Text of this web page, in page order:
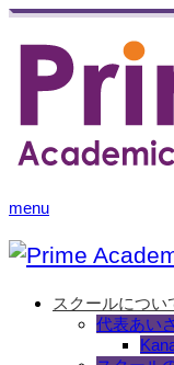
menu
スクールについ
代表あい